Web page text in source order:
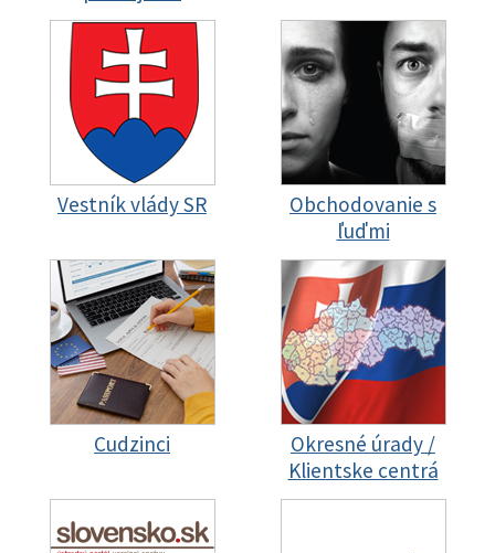
Vestník vlády SR
Obchodovanie s
ľuďmi
Cudzinci
Okresné úrady /
Klientske centrá